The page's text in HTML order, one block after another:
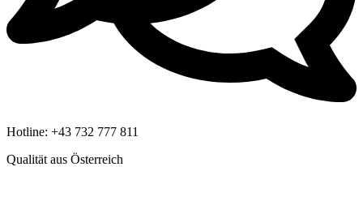
Hotline: +43 732 777 811
Qualität aus Österreich